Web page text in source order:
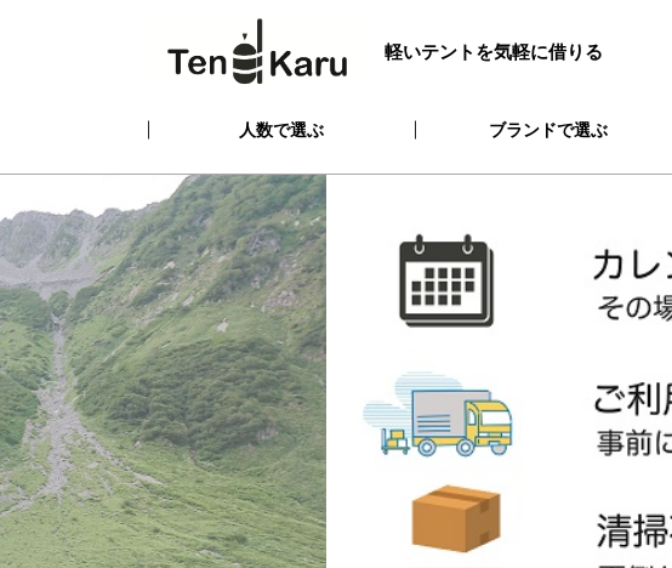
軽いテントを気軽に借りる
人数で選ぶ ブランドで選ぶ